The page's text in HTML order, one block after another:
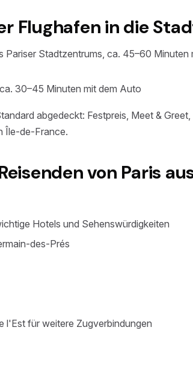
Flughafen in die
Pariser Stadtzentrums, ca. 45–60 Minuten
30–45 Minuten mit dem Auto
abgedeckt: Festpreis, Meet &
Île-de-France.
von Paris
Hotels und Sehenswürdigkeiten
des-Prés
l'Est für weitere Zugverbindungen